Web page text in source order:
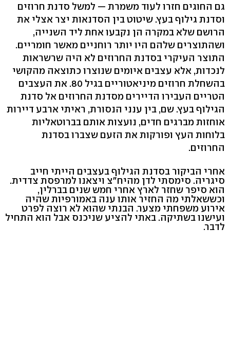
גם החוגים חזרו לעוד משמרת — למשל סדנת חרוזים
וסדנת גילוף בעץ. שיטוט בין הסדנאות יצר אצלי את
הרושם שלא במקרה הן נקבעו אחת ליד השנייה,
ושהתוצרים שלהם היו יותר רוחניים מאשר חומריים.
התוצר העיקרי בסדנת החרוזים לא היה שרשראות
לנכדות, אלא עצבים איומים שנוצרו כתוצאה מהקושי
בהשחלת חרוזים מיניאטוריים בגיל 80. את העצבים
הטריים העבירו הדיירים מסדנת החרוזים אל סדנת
הגילוף בעץ. שם, בין ענני הנסורת, ראיתי ארבע דיירות
אוחזות מברגים חדים, נועצות אותם בברוטאליות
בלוחות העץ ופורקות את הזעם שצברו בסדנת
החרוזים.
אחרי הביקור בסדנת הגילוף בעצבים הייתי חייב
סיגריה. סימסתי לדן מהיח"צ ויצאנו למרפסת צדדית.
הוא סיפר שחזר לארץ אחרי חמש שנים בברלין,
וכששאלתי מה החזיר אותו ענה באמורפיות שהיה
אירוע משפחתי מצער. הבנתי שהוא לא רוצה לפרט
ועישנו בשתיקה. באתי להציע שניכנס אבל הוא התחיל
לדבר.